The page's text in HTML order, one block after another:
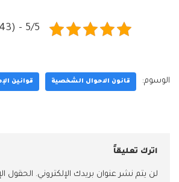
5/5 - (43 صوت)
الوسوم: قانون الاحوال الشخصية قوانين
اترك تعليقاً
لن يتم نشر عنوان بريدك الإلكتروني. الحقول